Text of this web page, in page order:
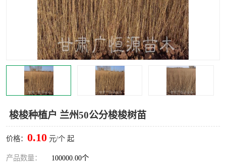
梭梭种植户 兰州50公分梭梭树苗
价格： 0.10 元/个 起
产品数量： 100000.00个
砂生槐 四翅滨藜